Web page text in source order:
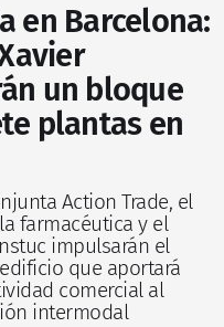
en Barcelona:
un bloque
plantas en
Action Trade, el
farmacéutica y el
impulsarán el
que aportará
comercial al
intermodal